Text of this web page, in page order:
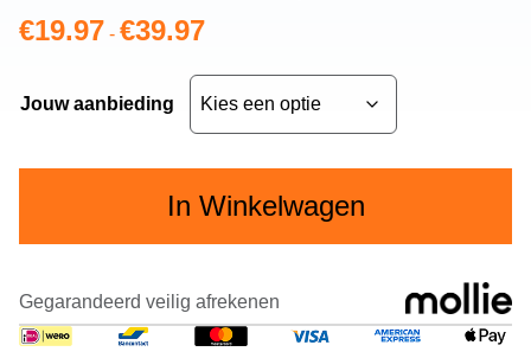
€19.97 - €39.97Prijsklasse:
tot
€39.97
Jouw aanbieding
In Winkelwagen
Gegarandeerd veilig afrekenen